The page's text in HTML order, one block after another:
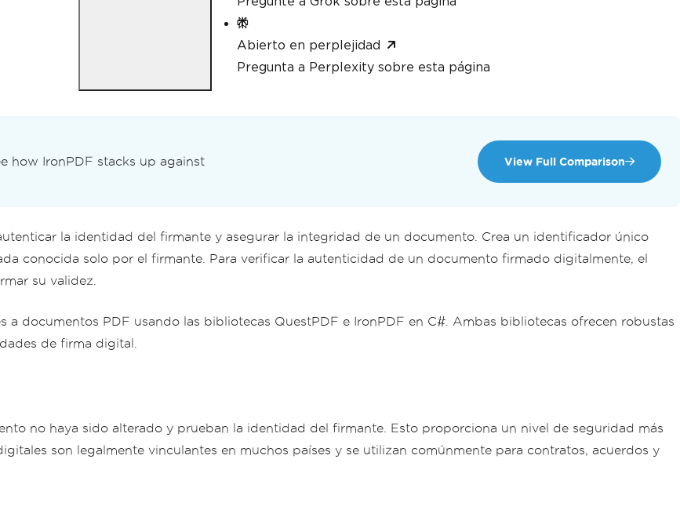
Abierto en perplejidad
Pregunta a Perplexity sobre esta página
how IronPDF stacks up against
View Full Comparison
la identidad del firmante y asegurar la integridad de un documento. Crea un identificador único
conocida solo por el firmante. Para verificar la autenticidad de un documento firmado digitalmente, el
su validez.
a documentos PDF usando las bibliotecas QuestPDF e IronPDF en C#. Ambas bibliotecas ofrecen robustas
de firma digital.
no haya sido alterado y prueban la identidad del firmante. Esto proporciona un nivel de seguridad más
son legalmente vinculantes en muchos países y se utilizan comúnmente para contratos, acuerdos y